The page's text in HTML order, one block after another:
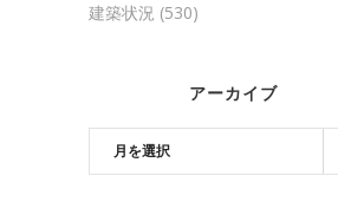
建築状況 (530)
アーカイブ